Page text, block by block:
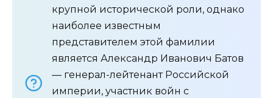
крупной исторической роли, однако
наиболее известным
представителем этой фамилии
является Александр Иванович Батов
— генерал-лейтенант Российской
империи, участник войн с